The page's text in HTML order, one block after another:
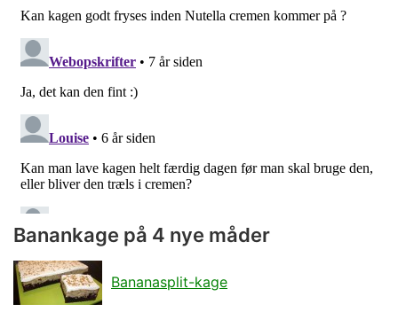
Banankage på 4 nye måder
Bananasplit-kage